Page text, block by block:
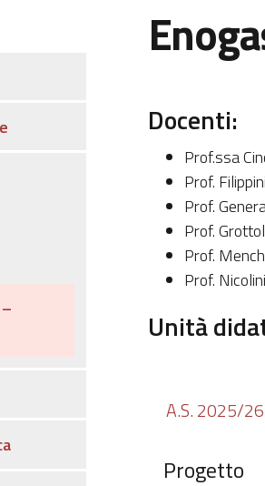
Docenti:
Prof.ssa
Prof.
Prof.
Prof.
Prof.
Prof.
Unità
A.S. 2025/26
Progetto